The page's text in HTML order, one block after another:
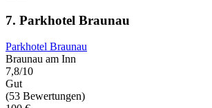
7. Parkhotel Braunau
Parkhotel Braunau
Braunau am Inn
7,8/10
Gut
(53 Bewertungen)